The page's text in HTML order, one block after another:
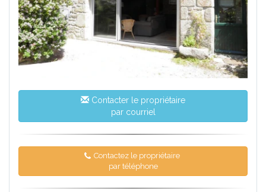
Contacter le propriétaire
par courriel
Contactez le propriétaire
par téléphone